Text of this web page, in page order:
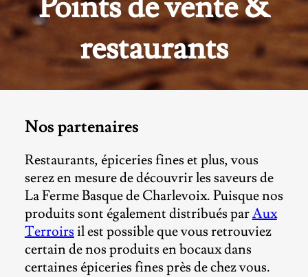
restaurants
Nos partenaires
Restaurants, épiceries fines et plus, vous
serez en mesure de découvrir les saveurs de
La Ferme Basque de Charlevoix. Puisque nos
produits sont également distribués parAux
Terroirsil est possible que vous retrouviez
certain de nos produits en bocaux dans
certaines épiceries fines près de chez vous.